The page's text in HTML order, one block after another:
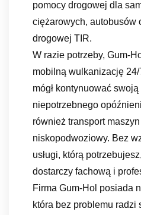
pomocy drogowej dla
ciężarowych, autobusów
drogowej TIR.
W razie potrzeby, Gum-
mobilną wulkanizację
mógł kontynuować
niepotrzebnego
również transport
niskopodwoziowy. Bez
usługi, którą
dostarczy fachową i
Firma Gum-Hol posiada
która bez problemu radzi